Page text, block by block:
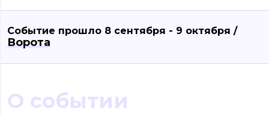
Событие прошло 8 сентября - 9 октября /
Ворота
О событии